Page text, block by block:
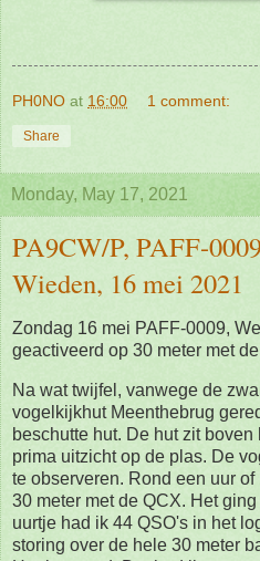
PH0NO at 16:00 1 comment:
Share
Monday, May 17, 2021
PA9CW/P, PAFF-
Wieden, 16 mei 2021
Zondag 16 mei PAFF-0009,
geactiveerd op 30 meter met
Na wat twijfel, vanwege de
vogelkijkhut Meenthebrug
beschutte hut. De hut zit
prima uitzicht op de plas. De
te observeren. Rond een uur
30 meter met de QCX. Het
uurtje had ik 44 QSO's in het
storing over de hele 30 meter